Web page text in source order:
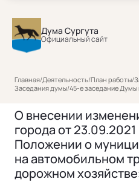
Дума Сургута
Официальный сайт
Главная/Деятельность/План работы/
Заседания думы/45-е заседание Думы
О внесении
города от
Положении о
на автомобильном
дорожном